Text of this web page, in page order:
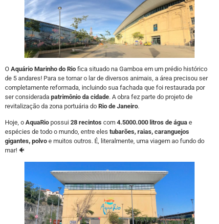
O Aquário Marinho do Rio fica situado na Gamboa em um prédio histórico
de 5 andares! Para se tornar o lar de diversos animais, a área precisou ser
completamente reformada, incluindo sua fachada que foi restaurada por
ser considerada patrimônio da cidade. A obra fez parte do projeto de
revitalização da zona portuária do Rio de Janeiro.
Hoje, o AquaRio possui 28 recintos com 4.5000.000 litros de água e
espécies de todo o mundo, entre eles tubarões, raias, caranguejos
gigantes, polvo e muitos outros. É, literalmente, uma viagem ao fundo do
mar! 🐠